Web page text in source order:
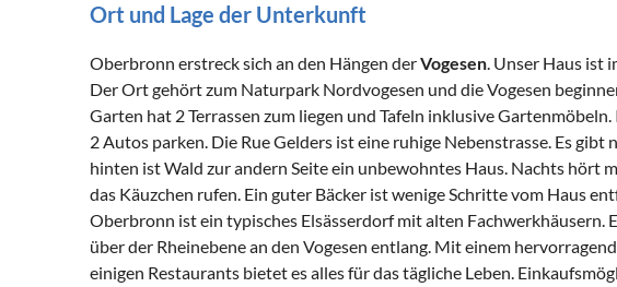
Ort und Lage der Unterkunft
Oberbronn erstreck sich an den Hängen derVogesen. Unser Haus ist
Der Ort gehört zum Naturpark Nordvogesen und die Vogesen
Garten hat 2 Terrassen zum liegen und Tafeln inklusive
2 Autos parken. Die Rue Gelders ist eine ruhige Nebenstrasse. Es gibt
hinten ist Wald zur andern Seite ein unbewohntes Haus. Nachts hört
das Käuzchen rufen. Ein guter Bäcker ist wenige Schritte vom Haus
Oberbronn ist ein typisches Elsässerdorf mit alten Fachwerkhäusern.
über der Rheinebene an den Vogesen entlang. Mit einem
einigen Restaurants bietet es alles für das tägliche Leben.